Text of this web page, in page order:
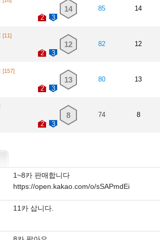
2 3
14 85 14
[11]
2 3
12 82 12
[157]
2 3
13 80 13
2 3
8 74 8
1~8카 판매합니다
https://open.kakao.com/o/sSAPmdEi
11카 삽니다.